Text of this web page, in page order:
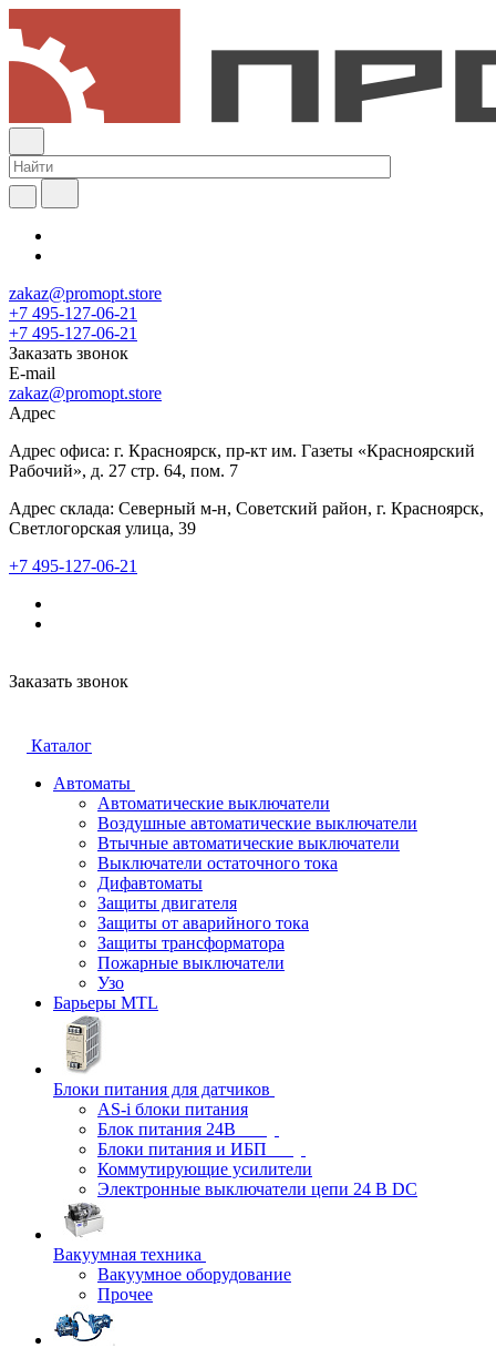
zakaz@promopt.store
+7 495-127-06-21
+7 495-127-06-21
Заказать звонок
E-mail
zakaz@promopt.store
Адрес
Адрес офиса: г. Красноярск, пр-кт им. Газеты «Красноярский
Рабочий», д. 27 стр. 64, пом. 7
Адрес склада: Северный м-н, Советский район, г. Красноярск,
Светлогорская улица, 39
+7 495-127-06-21
Заказать звонок
Каталог
Автоматы
Автоматические выключатели
Воздушные автоматические выключатели
Втычные автоматические выключатели
Выключатели остаточного тока
Дифавтоматы
Защиты двигателя
Защиты от аварийного тока
Защиты трансформатора
Пожарные выключатели
Узо
Барьеры MTL
Блоки питания для датчиков
AS-i блоки питания
Блок питания 24В
Блоки питания и ИБП
Коммутирующие усилители
Электронные выключатели цепи 24 В DC
Вакуумная техника
Вакуумное оборудование
Прочее